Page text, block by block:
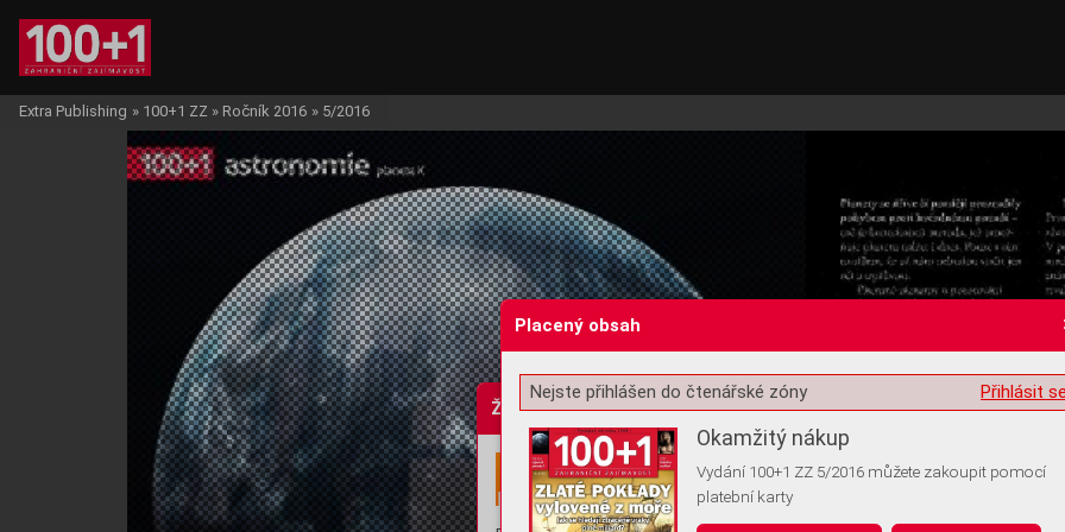
Žádost o souhlas s ukládáním volitelných informací
Extra Publishing » 100+1 ZZ » Ročník 2016 » 5/2016
Placený obsah
Přihlásit
Nejste přihlášen do čtenářské zóny
Okamžitý nákup
Vydání 100+1 ZZ 5/2016 můžete zakoupit pomocí
platební karty